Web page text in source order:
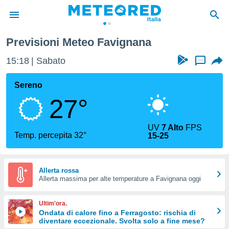
di
per
le
di
Web
le
Previsioni Meteo Favignana
15:18 Sabato ...
Sereno
27°
Temp. percepita 32°
UV7 Alto FPS
15-25
Allerta rossa
Allerta massima per alte temperature a Favignana oggi
Ultim'ora.
Ondata di calore fino a Ferragosto: rischia di
diventare eccezionale. Svolta solo a fine mese?